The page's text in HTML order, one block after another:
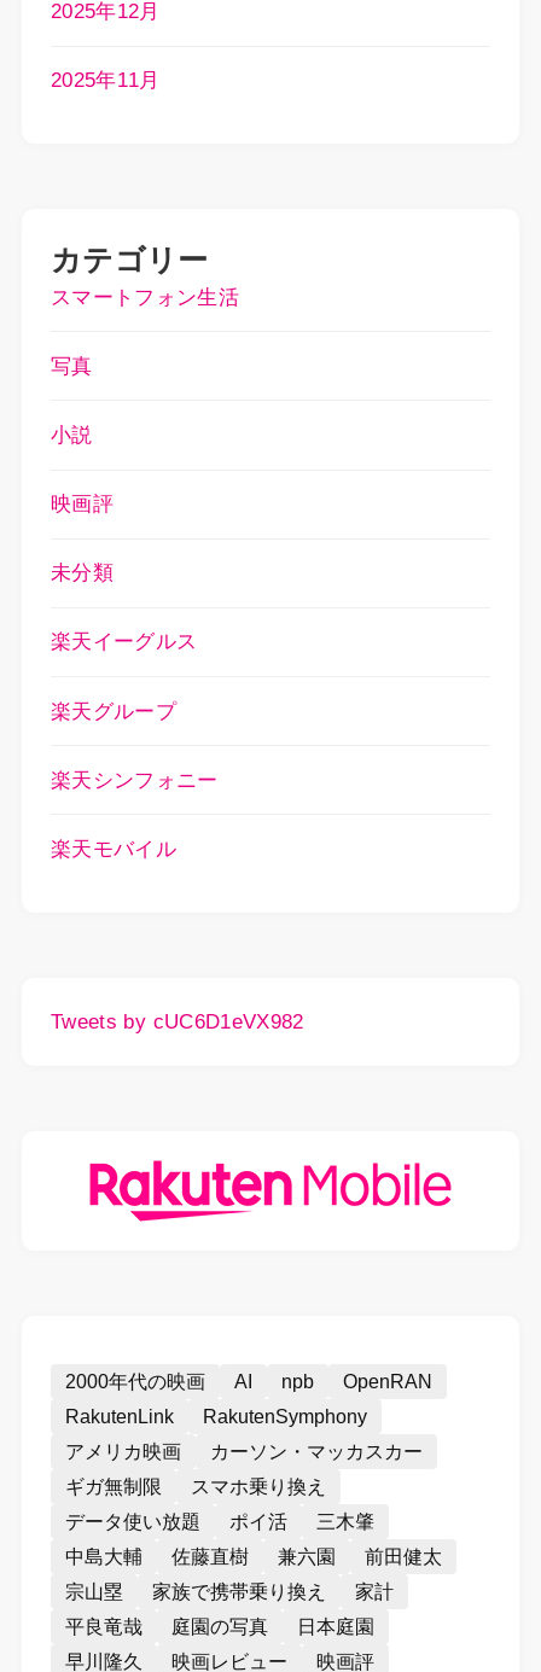
2025年12月
2025年11月
カテゴリー
スマートフォン生活
写真
小説
映画評
未分類
楽天イーグルス
楽天グループ
楽天シンフォニー
楽天モバイル
Tweets by cUC6D1eVX982
2000年代の映画 AI npb
OpenRAN
RakutenLink
RakutenSymphony
アメリカ映画
カーソン・マッカスカー
ギガ無制限
スマホ乗り換え
データ使い放題
ポイ活
三木肇
中島大輔
佐藤直樹 兼六園
前田健太
宗山塁
家族で携帯乗り換え
家計
平良竜哉
庭園の写真
日本庭園
早川隆久
映画レビュー
映画評